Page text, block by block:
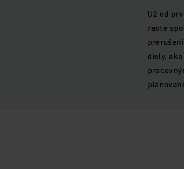
Už od
raste
diely,